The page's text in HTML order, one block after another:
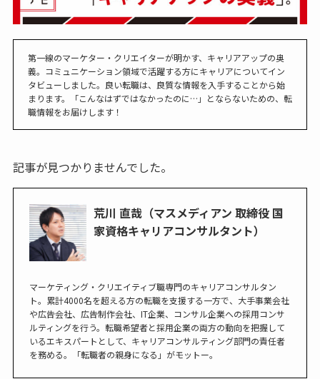
第一線のマーケター・クリエイターが明かす、キャリアアップの奥
義。コミュニケーション領域で活躍する方にキャリアについてイン
タビューしました。良い転職は、良質な情報を入手することから始
まります。「こんなはずではなかったのに…」とならないための、転
職情報をお届けします！
記事が見つかりませんでした。
荒川 直哉（マスメディアン 取締役 国
家資格キャリアコンサルタント）
マーケティング・クリエイティブ職専門のキャリアコンサルタン
ト。累計4000名を超える方の転職を支援する一方で、大手事業会社
や広告会社、広告制作会社、IT企業、コンサル企業への採用コンサ
ルティングを行う。転職希望者と採用企業の両方の動向を把握して
いるエキスパートとして、キャリアコンサルティング部門の責任者
を務める。「転職者の親身になる」がモットー。